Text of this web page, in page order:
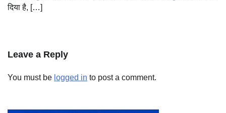
दिया है, […]
Leave a Reply
You must be logged in to post a comment.